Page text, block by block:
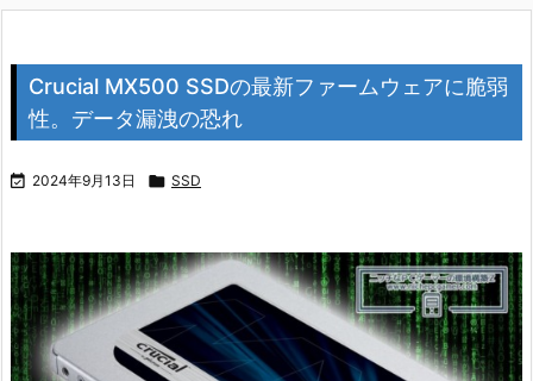
Crucial MX500 SSDの最新ファームウェアに脆弱
性。データ漏洩の恐れ
 2024年9月13日  SSD